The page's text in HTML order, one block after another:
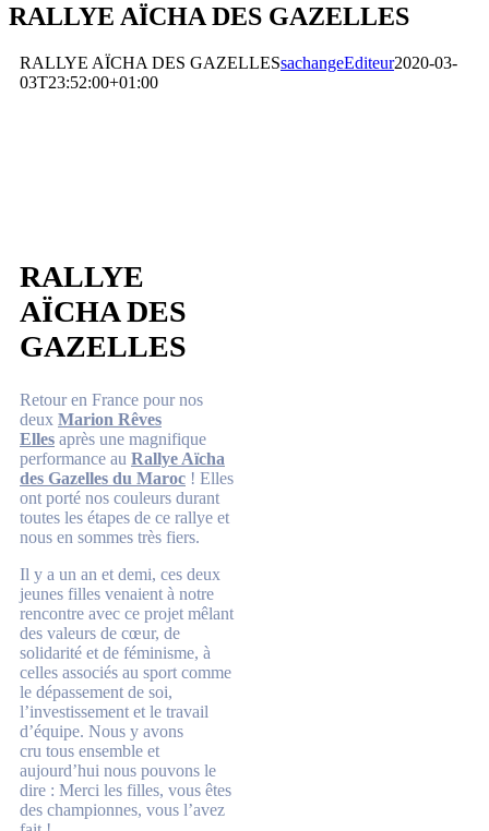
RALLYE AÏCHA DES GAZELLES
RALLYE AÏCHA DES GAZELLESsachangeEditeur2020-03-
03T23:52:00+01:00
RALLYE
AÏCHA DES
GAZELLES
Retour en France pour nos
deux Marion Rêves
Elles après une magnifique
performance au Rallye Aïcha
des Gazelles du Maroc ! Elles
ont porté nos couleurs durant
toutes les étapes de ce rallye et
nous en sommes très fiers.
Il y a un an et demi, ces deux
jeunes filles venaient à notre
rencontre avec ce projet mêlant
des valeurs de cœur, de
solidarité et de féminisme, à
celles associés au sport comme
le dépassement de soi,
l’investissement et le travail
d’équipe. Nous y avons
cru tous ensemble et
aujourd’hui nous pouvons le
dire : Merci les filles, vous êtes
des championnes, vous l’avez